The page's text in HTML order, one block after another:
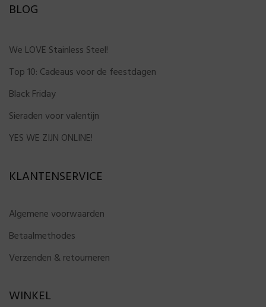
BLOG
We LOVE Stainless Steel!
Top 10: Cadeaus voor de feestdagen
Black Friday
Sieraden voor valentijn
YES WE ZIJN ONLINE!
KLANTENSERVICE
Algemene voorwaarden
Betaalmethodes
Verzenden & retourneren
WINKEL